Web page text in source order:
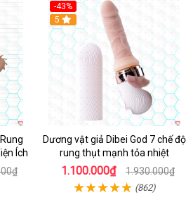
Ích
-43%
Hot
5
Dương vật giả Dibei God 7 chế độ
rung thụt mạnh tỏa nhiệt
1.100.000₫ 1.930.000₫
(862)